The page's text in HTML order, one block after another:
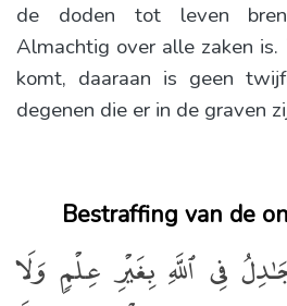
de doden tot leven
Almachtig over alle zaken is.
komt, daaraan is geen
degenen die er in de graven
Bestraffing van de
فِى ٱللَّهِ بِغَيْرِ عِلْمٍۢ وَلَا